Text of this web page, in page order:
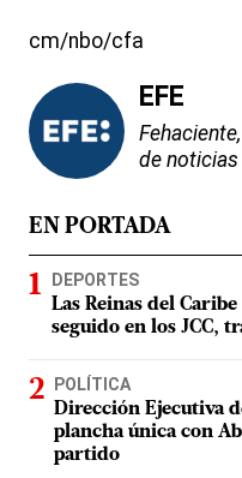
cm/nbo/cfa
EFE
de
EN PORTADA
DEPORTES
Las Reinas del
seguido en los JCC,
POLÍTICA
Dirección Ejecutiva
plancha única con
partido